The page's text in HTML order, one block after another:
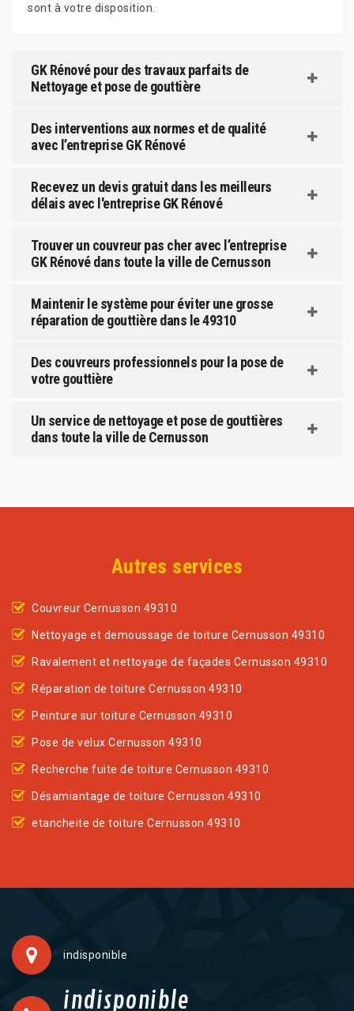
sont à votre disposition.
GK Rénové pour des travaux parfaits de
Nettoyage et pose de gouttière
Des interventions aux normes et de qualité
avec l’entreprise GK Rénové
Recevez un devis gratuit dans les meilleurs
délais avec l'entreprise GK Rénové
Trouver un couvreur pas cher avec l’entreprise
GK Rénové dans toute la ville de Cernusson
Maintenir le système pour éviter une grosse
réparation de gouttière dans le 49310
Des couvreurs professionnels pour la pose de
votre gouttière
Un service de nettoyage et pose de gouttières
dans toute la ville de Cernusson
Autres services
Couvreur Cernusson 49310
Nettoyage et demoussage de toiture Cernusson 49310
Ravalement et nettoyage de façades Cernusson 49310
Réparation de toiture Cernusson 49310
Peinture sur toiture Cernusson 49310
Pose de velux Cernusson 49310
Recherche fuite de toiture Cernusson 49310
Désamiantage de toiture Cernusson 49310
etancheite de toiture Cernusson 49310
indisponible
indisponible